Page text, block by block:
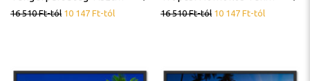
16 510Ft-tól 10 147 Ft-tól
16 510Ft-tól 10 147 Ft-tól